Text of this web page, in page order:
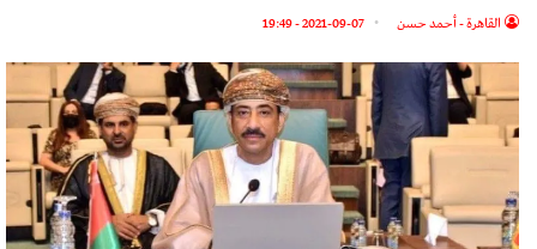
القاهرة - أحمد حسن 2021-09-07 - 19:49